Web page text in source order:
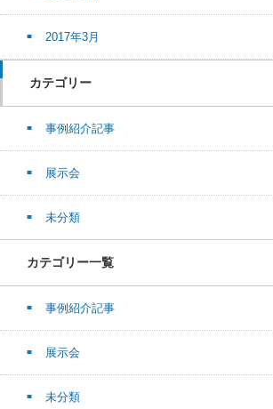
2017年3月
カテゴリー
事例紹介記事
展示会
未分類
カテゴリー一覧
事例紹介記事
展示会
未分類